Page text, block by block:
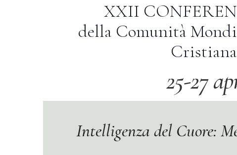
XXII
della Comunità
25-27
Intelligenza del Cuore: